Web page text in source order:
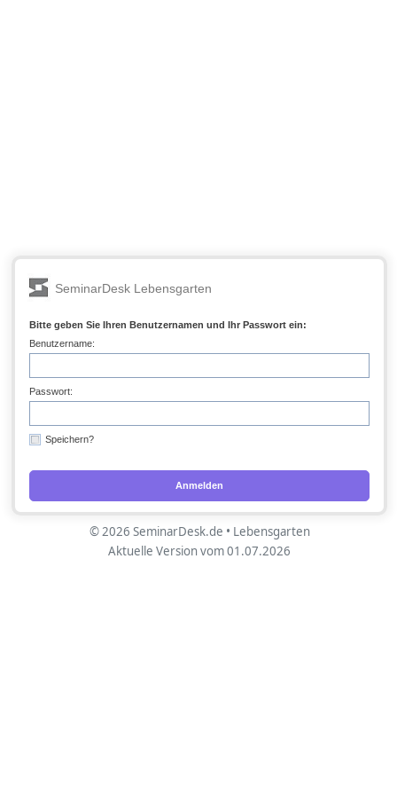
SeminarDesk Lebensgarten
Bitte geben Sie Ihren Benutzernamen und Ihr Passwort ein:
Benutzername:
Passwort:
Speichern?
Anmelden
© 2026 SeminarDesk.de • Lebensgarten
Aktuelle Version vom 01.07.2026